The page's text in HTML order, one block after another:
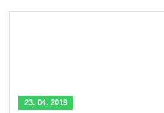
23. 04. 2019